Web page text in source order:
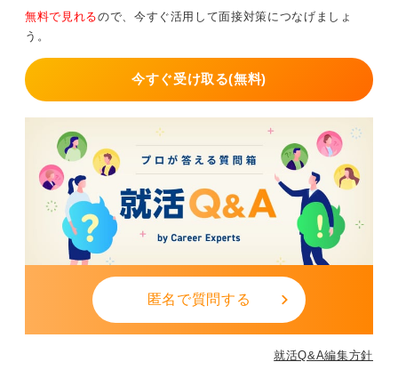
無料で見れるので、今すぐ活用して面接対策につなげましょ
う。
今すぐ受け取る(無料)
匿名で質問する
就活Q&A編集方針